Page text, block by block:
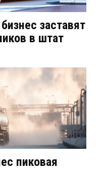
заставят
в штат
пиковая